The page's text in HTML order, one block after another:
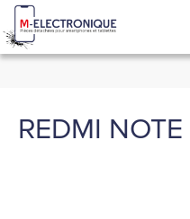
REDMI